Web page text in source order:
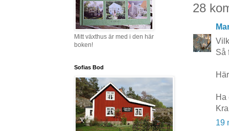
28
Så
Ha
19
Mitt växthus är med i den här
boken!
Sofias Bod